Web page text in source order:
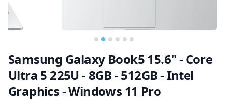
Samsung Galaxy Book5 15.6" - Core
Ultra 5 225U - 8GB - 512GB - Intel
Graphics - Windows 11 Pro